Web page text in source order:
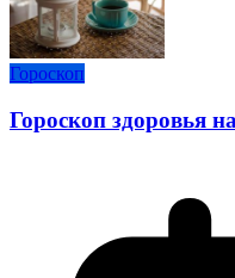
Гороскоп
Гороскоп здоровья